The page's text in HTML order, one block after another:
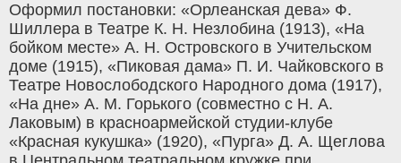
Оформил постановки: «Орлеанская дева» Ф.
Шиллера в Театре К. Н. Незлобина (1913), «На
бойком месте» А. Н. Островского в Учительском
доме (1915), «Пиковая дама» П. И. Чайковского в
Театре Новослободского Народного дома (1917),
«На дне» А. М. Горького (совместно с Н. А.
Лаковым) в красноармейской студии-клубе
«Красная кукушка» (1920), «Пурга» Д. А. Щеглова